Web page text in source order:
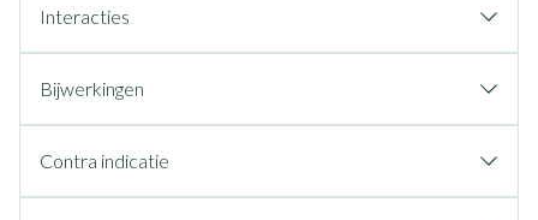
Interacties
Bijwerkingen
Contra indicatie